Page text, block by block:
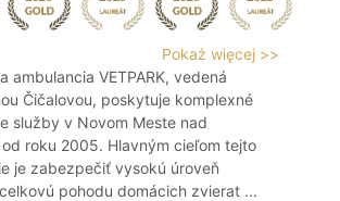
Pokaż więcej >>
ambulancia VETPARK, vedená
Čičalovou, poskytuje komplexné
služby v Novom Meste nad
od roku 2005. Hlavným cieľom tejto
je zabezpečiť vysokú úroveň
pohodu domácich zvierat ...